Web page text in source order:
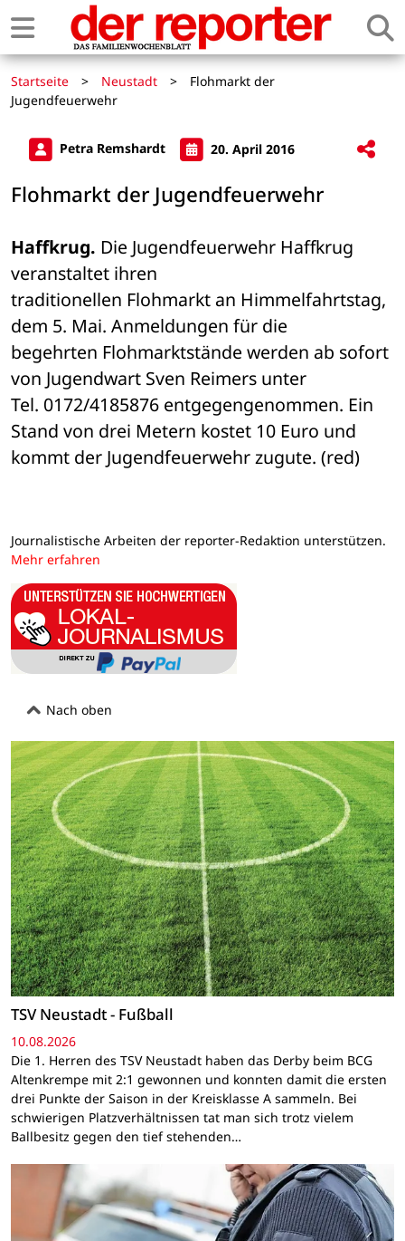
Startseite > Neustadt >
Flohmarkt der
Jugendfeuerwehr
Petra Remshardt 20. April 2016
Flohmarkt der Jugendfeuerwehr
Haffkrug. Die Jugendfeuerwehr Haffkrug
veranstaltet ihren
traditionellen Flohmarkt an Himmelfahrtstag,
dem 5. Mai. Anmeldungen für die
begehrten Flohmarktstände werden ab sofort
von Jugendwart Sven Reimers unter
Tel. 0172/4185876 entgegengenommen. Ein
Stand von drei Metern kostet 10 Euro und
kommt der Jugendfeuerwehr zugute. (red)
Journalistische Arbeiten der reporter-Redaktion unterstützen.
Mehr erfahren
Nach oben
TSV Neustadt - Fußball
10.08.2026
Die 1. Herren des TSV Neustadt haben das Derby beim BCG
Altenkrempe mit 2:1 gewonnen und konnten damit die ersten
drei Punkte der Saison in der Kreisklasse A sammeln. Bei
schwierigen Platzverhältnissen tat man sich trotz vielem
Ballbesitz gegen den tief stehenden…